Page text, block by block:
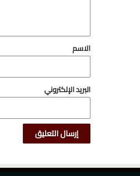
*
الاسم
البريد الإلكتروني